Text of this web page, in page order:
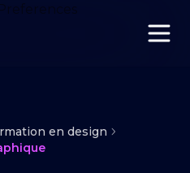
en design